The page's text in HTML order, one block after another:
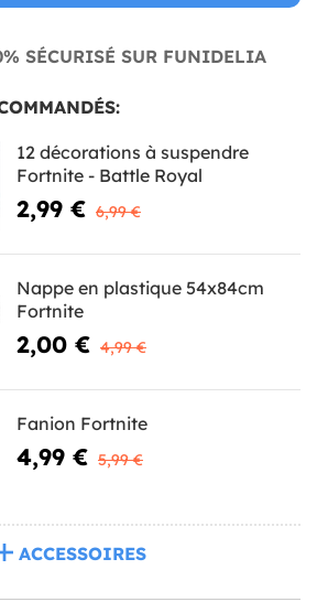
SÉCURISÉ SUR FUNIDELIA
12 décorations à suspendre
Fortnite - Battle Royal
2,99 € 6,99 €
Nappe en plastique 54x84cm
Fortnite
2,00 € 4,99 €
Fanion Fortnite
4,99 € 5,99 €
ACCESSOIRES